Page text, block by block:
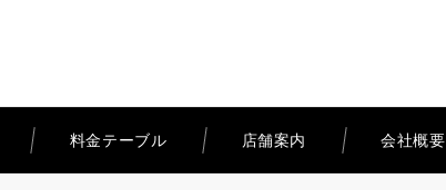
料金テーブル 店舗案内 会社概要